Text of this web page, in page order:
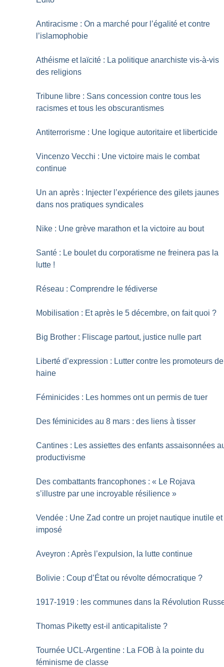
Antiracisme : On a marché pour l’égalité et contre
l’islamophobie
Athéisme et laïcité : La politique anarchiste vis-à-vis
des religions
Tribune libre : Sans concession contre tous les
racismes et tous les obscurantismes
Antiterrorisme : Une logique autoritaire et liberticide
Vincenzo Vecchi : Une victoire mais le combat
continue
Un an après : Injecter l’expérience des gilets jaunes
dans nos pratiques syndicales
Nike : Une grève marathon et la victoire au bout
Santé : Le boulet du corporatisme ne freinera pas la
lutte !
Réseau : Comprendre le fédiverse
Mobilisation : Et après le 5 décembre, on fait quoi ?
Big Brother : Fliscage partout, justice nulle part
Liberté d’expression : Lutter contre les promoteurs de
haine
Féminicides : Les hommes ont un permis de tuer
Des féminicides au 8 mars : des liens à tisser
Cantines : Les assiettes des enfants assaisonnées
productivisme
Des combattants francophones : « Le Rojava
s’illustre par une incroyable résilience »
Vendée : Une Zad contre un projet nautique inutile et
imposé
Aveyron : Après l’expulsion, la lutte continue
Bolivie : Coup d’État ou révolte démocratique ?
1917-1919 : les communes dans la Révolution
Thomas Piketty est-il anticapitaliste ?
Tournée UCL-Argentine : La FOB à la pointe du
féminisme de classe